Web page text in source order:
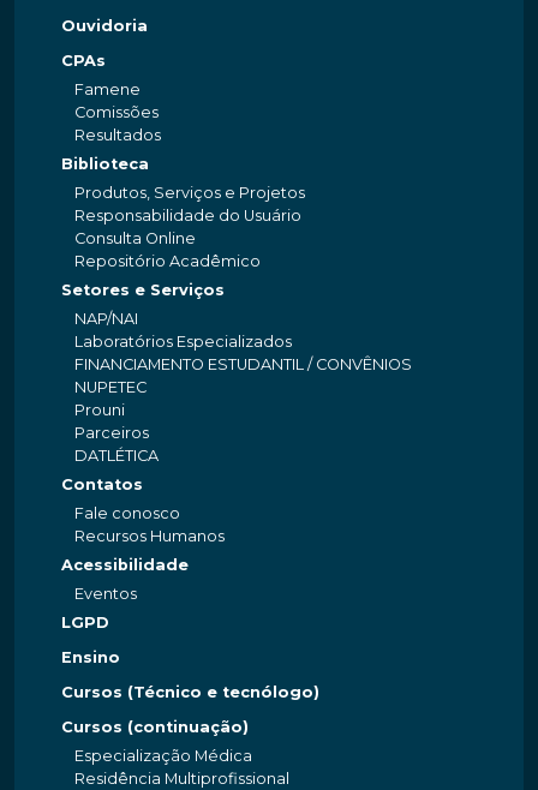
Ouvidoria
CPAs
Famene
Comissões
Resultados
Biblioteca
Produtos, Serviços e Projetos
Responsabilidade do Usuário
Consulta Online
Repositório Acadêmico
Setores e Serviços
NAP/NAI
Laboratórios Especializados
FINANCIAMENTO ESTUDANTIL / CONVÊNIOS
NUPETEC
Prouni
Parceiros
DATLÉTICA
Contatos
Fale conosco
Recursos Humanos
Acessibilidade
Eventos
LGPD
Ensino
Cursos (Técnico e tecnólogo)
Cursos (continuação)
Especialização Médica
Residência Multiprofissional